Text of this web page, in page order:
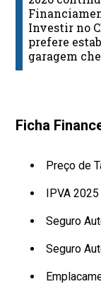
Investir no
prefere
garagem
Ficha
Preço de
IPVA 2025
Seguro
Seguro